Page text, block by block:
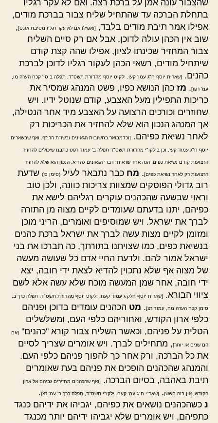
שהצבור עונה אמן על ברכת רצה. ואם לא עקר רגליו
בתחלת הברכה עד שהתחיל שליח צבור בברכת מודים,
אפילו אמר תיבת מודים בלבד,
[ואפילו אם לא עקר רגליו מסיבת אונס],
שוב אין הכהן עולה לדוכן. אבל אם רק סיים השליח
צבור המחזיר שכינתו לציון, אפילו שהה קצת קודם
שיתחיל מודים, רשאי הכהן לעקור רגליו לדוכן לברכת
כהנים.
[שארית יוסף ח"ג עמו' קעו. ילקוט יוסף מהדורת תשס"ד, תפלה ב סי' קכח הערה מו,
עמ' רפו]. מז כהן הנושא כפיו, פשט המנהג שמסיר את
כריכות התפילין מעל האצבע, קודם שנוטל ידיו. ויש
שחוזרים וכורכים הרצועה על האצבע מיד אחר הנטילה,
אך המנהג הנכון הוא שלא להחזיר את הכריכות רק
לאחר נשיאת כפיהם.
[וכדמבואר בתשובות הגאונים ובשו"ת הרי"ף. ואף שבשארית
יוסף ח"ג עמוד קעז. וכן בילקו"י מהדורת תשס"ד תפלה ב' עמוד רפט כתבנו שיכולים להחזיר
הרצועות קודם נשיאת כפים, הנה אחר שראיתי דברי הגאונים להדיא, הנכון הוא שלא להחזיר
הרצועות רק לאחר נשיאת כפים]. מח כבר נתבאר לעיל (סימן ס') שדעת
רוב גדולי הפוסקים שמצוות צריכות כוונה, ולכן טוב
וראוי שבשעה שהכהנים עוקרים רגליהם לישא את
כפיהם, יתנו בדעתם שעומדים לקיים מצוה מן התורה
לברך את ישראל. ויש שמוסיפים ואומרים, הריני מוכן
ומזומן לקיים מצות עשה לברך את ישראל ברכת כהנים
בנשיאת כפים, כמו שצויתנו בתורתך, כה תברכו את בני
ישראל אמור להם. ולדעת החיי אדם כל שעושה מעשה
של מצוה אף שלא נתכוין להדיא לצאת ידי חובה, יצא
ידי חובה, אחר שמן המעשה מוכח שלא עשה אלא לשם
ציווי הבורא.
[שארית יוסף חלק ג עמוד קעח. ילקוט יוסף מהדורת תשס"ד, תפלה כרך ב,
סימן קכח הערה מח, עמוד רצ]. מט הכהנים עומדים בדוכן ופניהם
כלפי ארון הקודש, ואחוריהם כלפי העם, ומשלשלים
הטלית על פניהם, וכאשר השליח צבור קורא "כהנים" [אם
הם שנים או יותר], מתחילים לברך. ויש אומרים שצריך לסיים
את כל הברכה, ורק אחר כך להפוך פניהם כלפי העם.
והמנהג שהכהנים הופכים את פניהם בעת שאומרים
תיבת באהבה, בסיום הברכה.
[ואף שהכהנים מחזירים גביהם אל ארון
הקודש, אין בזה חשש]. [שאר"י ח"ג עמ' קעח. ילקו"י תשס"ד, תפלה כרך ב' עמ' רצ].
נ כשהכהנים נושאים את כפיהם, יגביהו את ידיהם כנגד
כתפיהם, ויש אומרים שלא יגביהו ידיהם יותר מכנגד